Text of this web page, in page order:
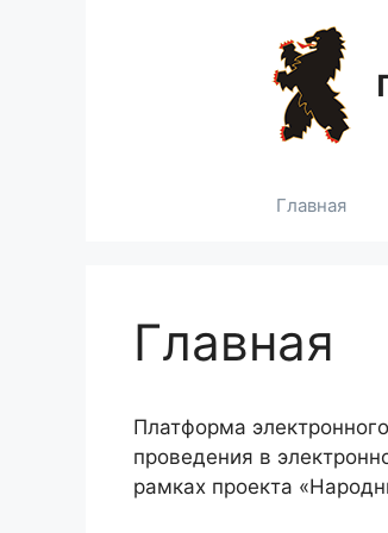
Главная
Главная
Платформа
проведения в
рамках проекта